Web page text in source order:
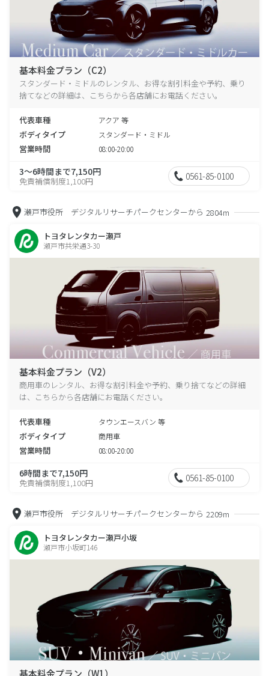
基本料金プラン（C2）
スタンダード・ミドルのレンタル、お得な割引料金や予約、乗り
捨てなどの詳細は、こちらから各店舗にお電話ください。
代表車種 アクア 等
ボディタイプ スタンダード・ミドル
営業時間 08:00-20:00
3～6時間まで7,150円
免責補償制度1,100円 0561-85-0100
瀬戸市役所 デジタルリサーチパークセンターから 2804m
トヨタレンタカー瀬戸
瀬戸市共栄通3-30
基本料金プラン（V2）
商用車のレンタル、お得な割引料金や予約、乗り捨てなどの詳細
は、こちらから各店舗にお電話ください。
代表車種 タウンエースバン 等
ボディタイプ 商用車
営業時間 08:00-20:00
6時間まで7,150円
免責補償制度1,100円 0561-85-0100
瀬戸市役所 デジタルリサーチパークセンターから 2209m
トヨタレンタカー瀬戸小坂
瀬戸市小坂町146
基本料金プラン（W1）